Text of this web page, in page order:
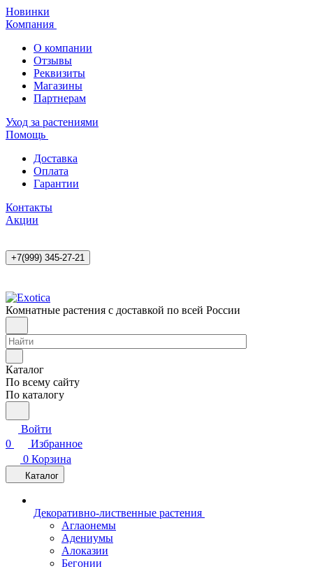
Новинки
Компания
О компании
Отзывы
Реквизиты
Магазины
Партнерам
Уход за растениями
Помощь
Доставка
Оплата
Гарантии
Контакты
Акции
+7(999) 345-27-21
Комнатные растения с доставкой по всей России
Каталог
По всему сайту
По каталогу
Войти
0
Избранное
0 Корзина
Каталог
Декоративно-лиственные растения
Аглаонемы
Адениумы
Алоказии
Бегонии